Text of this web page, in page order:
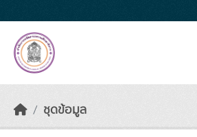
ชุดข้อมูล